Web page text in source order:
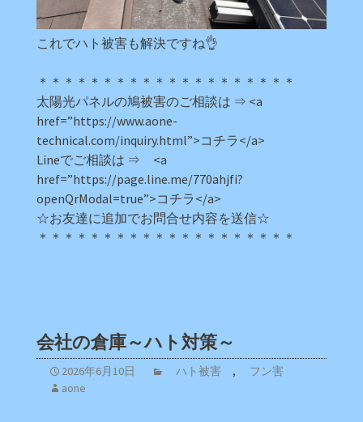
これでハト被害も解決ですね👌
＊＊＊＊＊＊＊＊＊＊＊＊＊＊＊＊＊＊＊＊
太陽光パネルの鳩被害のご相談は ⇒ <a
href=”https://www.aone-
technical.com/inquiry.html”>コチラ</a>
Lineでご相談は ⇒ <a
href=”https://page.line.me/770ahjfi?
openQrModal=true”>コチラ</a>
☆お友達に追加でお問合せ内容を送信☆
＊＊＊＊＊＊＊＊＊＊＊＊＊＊＊＊＊＊＊＊
会社の倉庫～ハト対策～
2026年6月10日 ハト被害 ,
フン害
aone